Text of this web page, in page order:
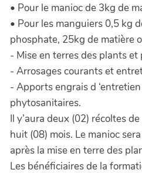
• Pour le manioc de 3kg de
• Pour les manguiers 0,5 kg
phosphate, 25kg de matière
- Mise en terres des plants et
- Arrosages courants et
- Apports engrais d
phytosanitaires.
Il y’aura deux (02) récoltes
huit (08) mois. Le manioc
après la mise en terre des
Les bénéficiaires de la